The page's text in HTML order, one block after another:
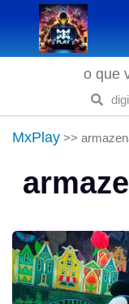
o que
MxPlay >>